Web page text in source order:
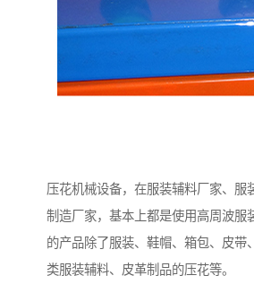
压花机械设备，在服装辅料厂家、服
制造厂家，基本上都是使用高周波服
的产品除了服装、鞋帽、箱包、皮带
类服装辅料、皮革制品的压花等。